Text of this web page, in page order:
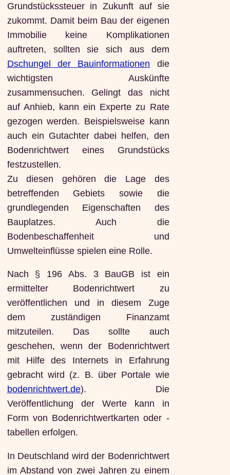
Grundstückssteuer in Zukunft auf sie
zukommt. Damit beim Bau der eigenen
Immobilie keine Komplikationen
auftreten, sollten sie sich aus dem
Dschungel der Bauinformationen die
wichtigsten Auskünfte
zusammensuchen. Gelingt das nicht
auf Anhieb, kann ein Experte zu Rate
gezogen werden. Beispielsweise kann
auch ein Gutachter dabei helfen, den
Bodenrichtwert eines Grundstücks
festzustellen.
Zu diesen gehören die Lage des
betreffenden Gebiets sowie die
grundlegenden Eigenschaften des
Bauplatzes. Auch die
Bodenbeschaffenheit und
Umwelteinflüsse spielen eine Rolle.
Nach § 196 Abs. 3 BauGB ist ein
ermittelter Bodenrichtwert zu
veröffentlichen und in diesem Zuge
dem zuständigen Finanzamt
mitzuteilen. Das sollte auch
geschehen, wenn der Bodenrichtwert
mit Hilfe des Internets in Erfahrung
gebracht wird (z. B. über Portale wie
bodenrichtwert.de). Die
Veröffentlichung der Werte kann in
Form von Bodenrichtwertkarten oder -
tabellen erfolgen.
In Deutschland wird der Bodenrichtwert
im Abstand von zwei Jahren zu einem